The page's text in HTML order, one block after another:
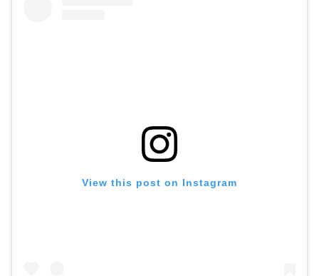
View this post on Instagram